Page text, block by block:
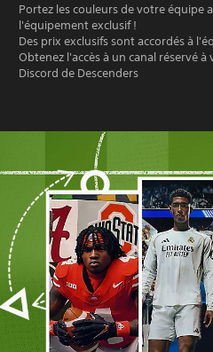
Portez les couleurs de votre équipe
l'équipement exclusif !
Des prix exclusifs sont accordés à
Obtenez l'accès à un canal réservé
Discord de Descenders